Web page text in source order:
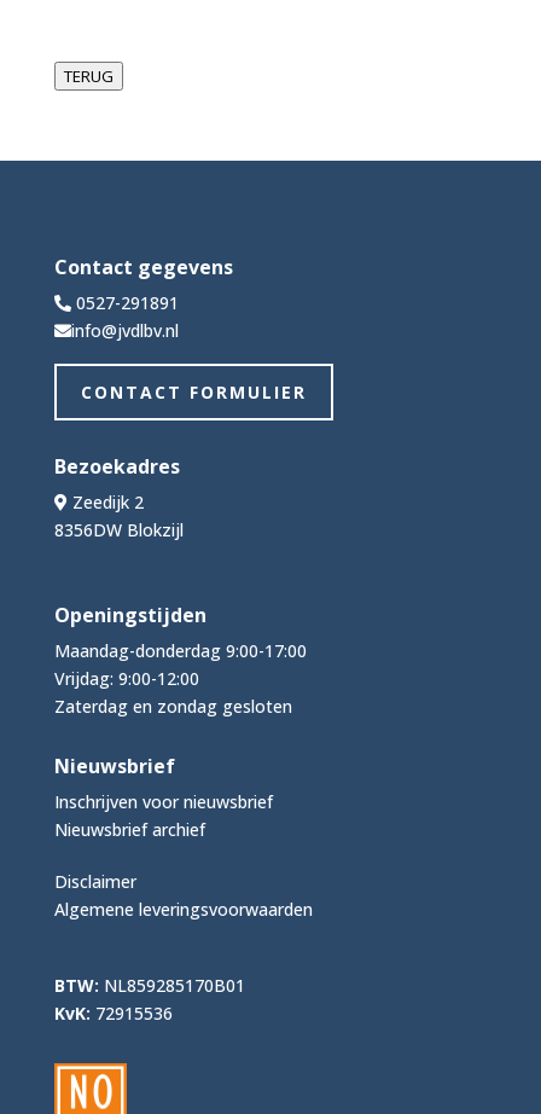
TERUG
Contact gegevens
0527-291891
info@jvdlbv.nl
CONTACT FORMULIER
Bezoekadres
Zeedijk 2
8356DW Blokzijl
Openingstijden
Maandag-donderdag 9:00-17:00
Vrijdag: 9:00-12:00
Zaterdag en zondag gesloten
Nieuwsbrief
Inschrijven voor nieuwsbrief
Nieuwsbrief archief
Disclaimer
Algemene leveringsvoorwaarden
BTW: NL859285170B01
KvK: 72915536